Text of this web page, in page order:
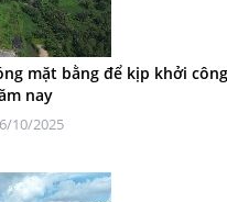
mặt bằng để kịp khởi
nay
10/2025